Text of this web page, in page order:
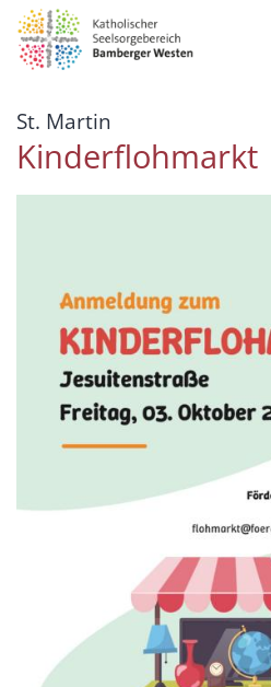
Zum Inhalt springen
St. Martin
Kinderflohmarkt